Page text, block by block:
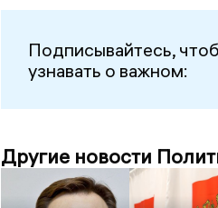
Подписывайтесь,
узнавать о важном:
Другие новости